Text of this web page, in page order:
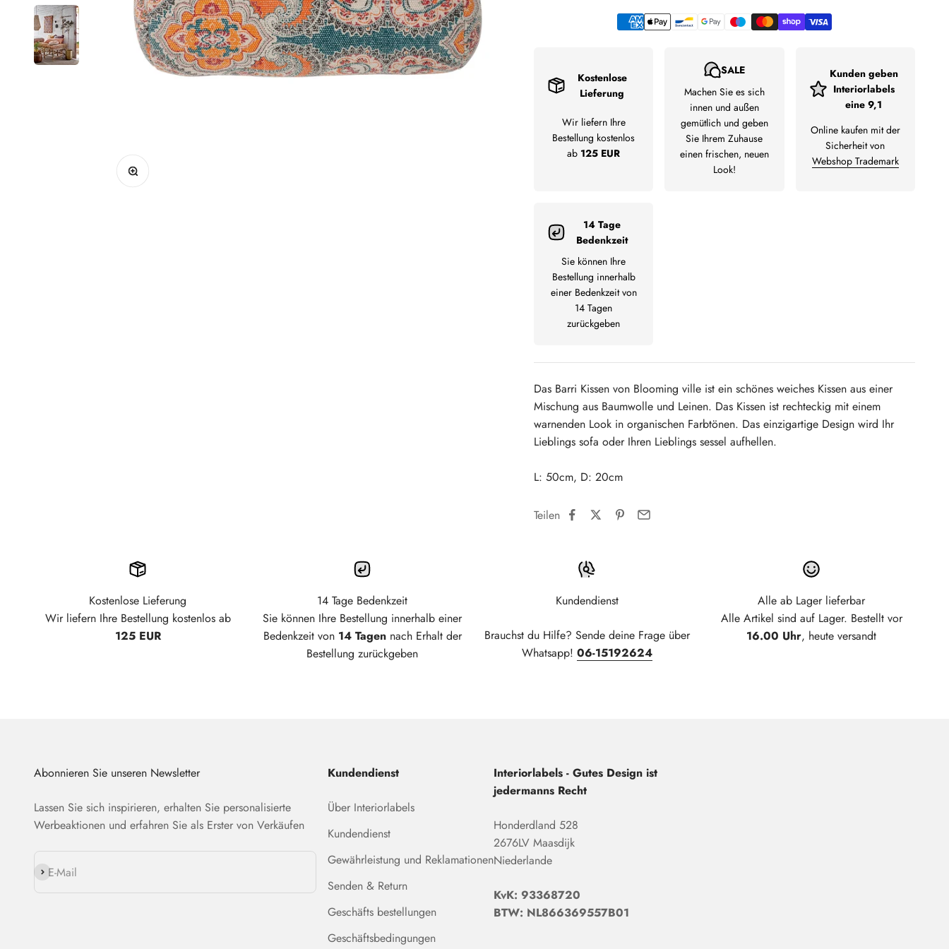
Bild vergrößern
Kostenlose
Lieferung
Wir liefern Ihre
Bestellung kostenlos
ab 125 EUR
SALE
Machen Sie es sich
innen und außen
gemütlich und geben
Sie Ihrem Zuhause
einen frischen, neuen
Look!
Kunden geben
Interiorlabels
eine 9,1
Online kaufen mit der
Sicherheit von
Webshop Trademark
14 Tage
Bedenkzeit
Sie können Ihre
Bestellung innerhalb
einer Bedenkzeit von
14 Tagen
zurückgeben
Das Barri Kissen von Blooming ville ist ein schönes weiches Kissen aus einer
Mischung aus Baumwolle und Leinen. Das Kissen ist rechteckig mit einem
warnenden Look in organischen Farbtönen. Das einzigartige Design wird Ihr
Lieblings sofa oder Ihren Lieblings sessel aufhellen.
L: 50cm, D: 20cm
Teilen
Kostenlose Lieferung
Wir liefern Ihre Bestellung kostenlos ab
125 EUR
14 Tage Bedenkzeit
Sie können Ihre Bestellung innerhalb einer
Bedenkzeit von 14 Tagennach Erhalt der
Bestellung zurückgeben
Kundendienst
Brauchst du Hilfe? Sende deine Frage über
Whatsapp! 06-15192624
Alle ab Lager lieferbar
Alle Artikel sind auf Lager. Bestellt vor
16.00 Uhr, heute versandt
Abonnieren Sie unseren Newsletter
Lassen Sie sich inspirieren, erhalten Sie personalisierte
Werbeaktionen und erfahren Sie als Erster von Verkäufen
E-Mail
Abonnieren
Kundendienst
Über Interiorlabels
Kundendienst
Gewährleistung und Reklamationen
Senden & Return
Geschäfts bestellungen
Geschäftsbedingungen
Interiorlabels - Gutes Design ist
jedermanns Recht
Honderdland 528
2676LV Maasdijk
Niederlande
KvK: 93368720
BTW: NL866369557B01